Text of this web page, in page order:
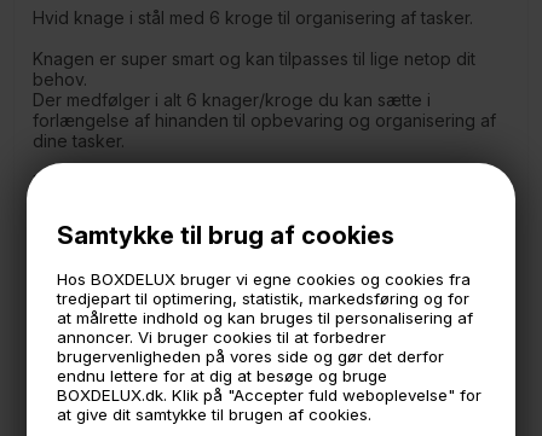
Samtykke til brug af cookies
Hos BOXDELUX bruger vi egne cookies og cookies fra
tredjepart til optimering, statistik, markedsføring og for
at målrette indhold og kan bruges til personalisering af
annoncer. Vi bruger cookies til at forbedrer
brugervenligheden på vores side og gør det derfor
endnu lettere for at dig at besøge og bruge
BOXDELUX.dk. Klik på "Accepter fuld weboplevelse" for
at give dit samtykke til brugen af cookies.
Hvid knage i stål med 6 kroge til organisering af tasker.
Knagen er super smart og kan tilpasses til lige netop dit
behov.
Der medfølger i alt 6 knager/kroge du kan sætte i
forlængelse af hinanden til opbevaring og organisering af
dine tasker.
Brug alle 6 knager eller måske du kan nøjes med 3 knager.
Knagerne kan hænges op hen over en dør, på
garderobestangen i skabet eller de kan skrues direkte i
Du kan altså derfor hænge 3 i garderobeskabet og 3 hen
over skabslågen hvis det er det du har brug for.
Medfølger:
6 knager
1 krog til garderobestang
1 holder til at sætte over døren.